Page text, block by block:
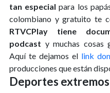
tan especial para los
colombiano y gratuito te
RTVCPlay tiene
podcast y muchas cosas
Aquí te dejamos el link
producciones que están
Deportes extremos